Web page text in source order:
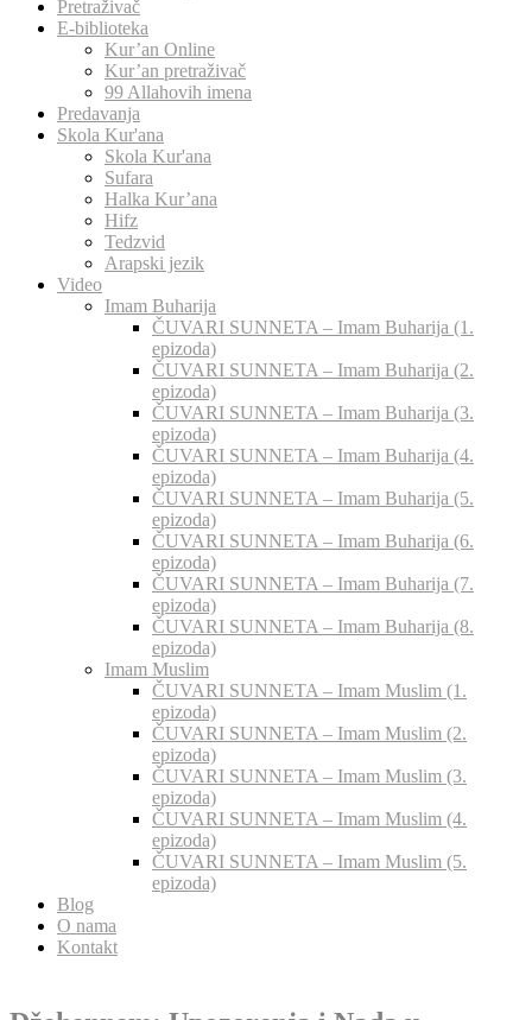
Pretraživač
E-biblioteka
Kur’an Online
Kur’an pretraživač
99 Allahovih imena
Predavanja
Skola Kur'ana
Skola Kur'ana
Sufara
Halka Kur’ana
Hifz
Tedzvid
Arapski jezik
Video
Imam Buharija
ČUVARI SUNNETA – Imam Buharija (1.
epizoda)
ČUVARI SUNNETA – Imam Buharija (2.
epizoda)
ČUVARI SUNNETA – Imam Buharija (3.
epizoda)
ČUVARI SUNNETA – Imam Buharija (4.
epizoda)
ČUVARI SUNNETA – Imam Buharija (5.
epizoda)
ČUVARI SUNNETA – Imam Buharija (6.
epizoda)
ČUVARI SUNNETA – Imam Buharija (7.
epizoda)
ČUVARI SUNNETA – Imam Buharija (8.
epizoda)
Imam Muslim
ČUVARI SUNNETA – Imam Muslim (1.
epizoda)
ČUVARI SUNNETA – Imam Muslim (2.
epizoda)
ČUVARI SUNNETA – Imam Muslim (3.
epizoda)
ČUVARI SUNNETA – Imam Muslim (4.
epizoda)
ČUVARI SUNNETA – Imam Muslim (5.
epizoda)
Blog
O nama
Kontakt